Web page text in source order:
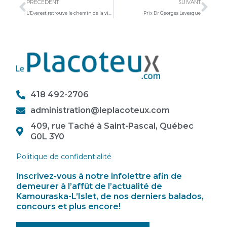
PRÉCÉDENT SUIVANT
Prix Dr Georges Levesque
418 492-2706
administration@leplacoteux.com
409, rue Taché à Saint-Pascal, Québec
G0L 3Y0
Politique de confidentialité
Inscrivez-vous à notre infolettre afin de
demeurer à l’affût de l’actualité de
Kamouraska-L’Islet, de nos derniers balados,
concours et plus encore!